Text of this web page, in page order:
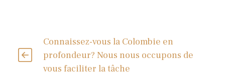
Connaissez-vous la Colombie en
profondeur? Nous nous occupons de
vous faciliter la tâche